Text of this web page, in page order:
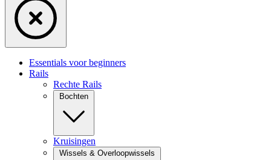
Essentials voor beginners
Rails
Rechte Rails
Bochten
Kruisingen
Wissels & Overloopwissels